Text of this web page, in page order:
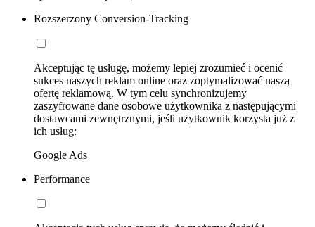
Rozszerzony Conversion-Tracking
Akceptując tę usługę, możemy lepiej zrozumieć i ocenić
sukces naszych reklam online oraz zoptymalizować naszą
ofertę reklamową. W tym celu synchronizujemy
zaszyfrowane dane osobowe użytkownika z następującymi
dostawcami zewnętrznymi, jeśli użytkownik korzysta już z
ich usług:
Google Ads
Performance